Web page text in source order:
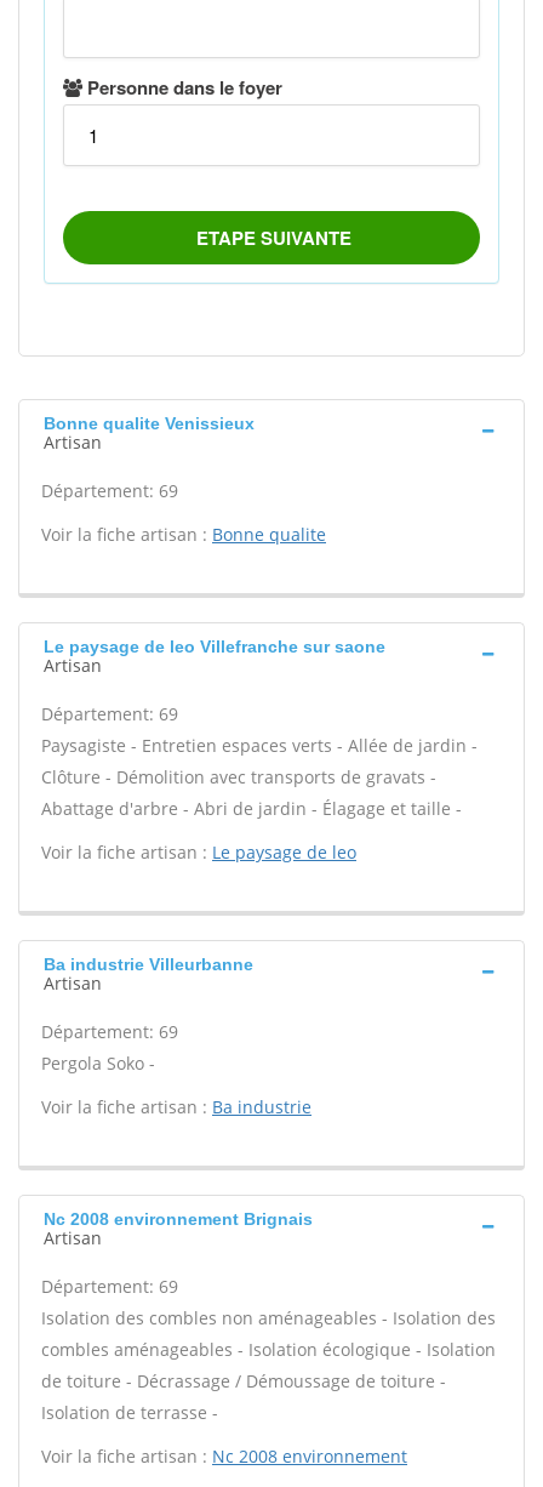
Bonne qualite Venissieux
Artisan
Département: 69
Voir la fiche artisan : Bonne qualite
Le paysage de leo Villefranche sur saone
Artisan
Département: 69
Paysagiste - Entretien espaces verts - Allée de jardin -
Clôture - Démolition avec transports de gravats -
Abattage d'arbre - Abri de jardin - Élagage et taille -
Voir la fiche artisan : Le paysage de leo
Ba industrie Villeurbanne
Artisan
Département: 69
Pergola Soko -
Voir la fiche artisan : Ba industrie
Nc 2008 environnement Brignais
Artisan
Département: 69
Isolation des combles non aménageables - Isolation des
combles aménageables - Isolation écologique - Isolation
de toiture - Décrassage / Démoussage de toiture -
Isolation de terrasse -
Voir la fiche artisan : Nc 2008 environnement